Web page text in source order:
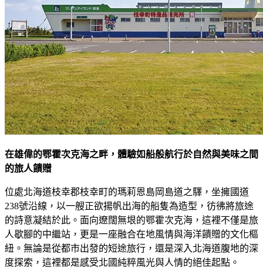
在雄偉的鄂霍次克海之畔，體驗如船般航行於自然與美味之間
的旅人饋贈
位處北海道枝幸郡枝幸町的瑪莉恩島岡島道之驛，坐擁國道
238號沿線，以一艘正欲揚帆出海的船隻為造型，彷彿將旅途
的詩意凝結於此。面向遼闊無垠的鄂霍次克海，這裡不僅是旅
人歇腳的中繼站，更是一座融合在地風情與海洋饋贈的文化樞
紐。無論是從都市出發的短途旅行，還是深入北海道腹地的深
度探索，這裡都是感受北國純粹風光與人情的絕佳起點。